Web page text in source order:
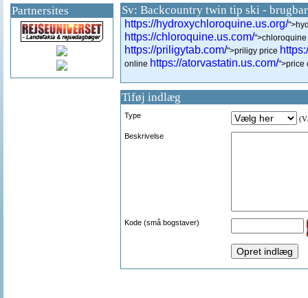
Partnersites Sv: Backcountry twin tip ski -
https://hydroxychloroquine.us.org/
https://chloroquine.us.com/
https://priligytab.com/">priligy price
online https://atorvastatin.us.com/">price
Tiføj indlæg
Type
Beskrivelse
Kode (små bogstaver)